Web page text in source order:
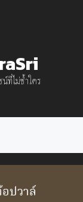
ที่ไม่ซ้ำใคร
ปวาล์